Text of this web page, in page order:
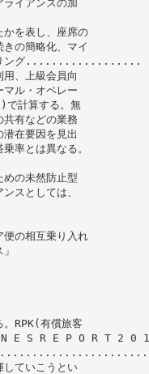
ライアンスの加
かを表し、座席の
の簡略化、マイ
タリング..................
用、上級会員向
マル・オペレー
計算する。無
共有などの業務
在要因を見出
率とは異なる。
めの未然防止型
スとしては、
便の相互乗り入れ
。RPK(有償旅客
E S R E P O R T 2 0
していこうとい